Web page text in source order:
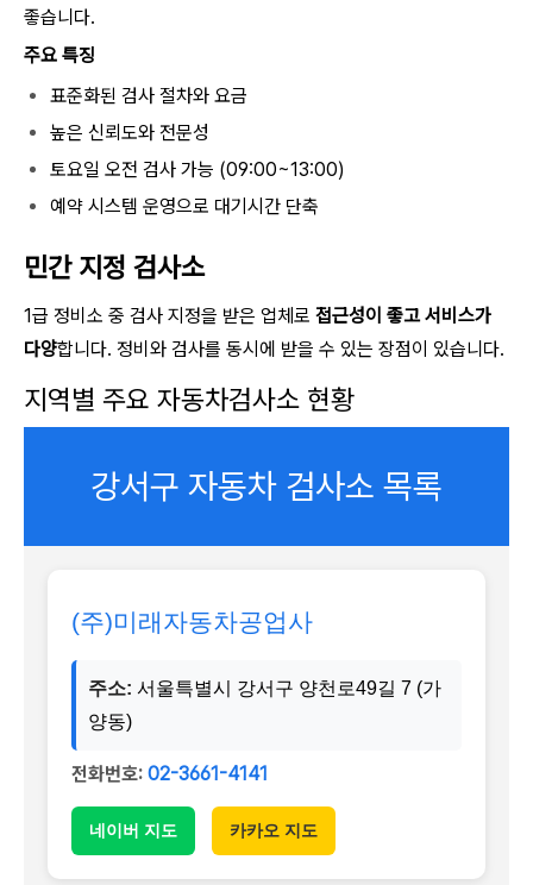
좋습니다.
주요 특징
표준화된 검사 절차와 요금
높은 신뢰도와 전문성
토요일 오전 검사 가능 (09:00~13:00)
예약 시스템 운영으로 대기시간 단축
민간 지정 검사소
1급 정비소 중 검사 지정을 받은 업체로 접근성이 좋고 서비스가
다양합니다. 정비와 검사를 동시에 받을 수 있는 장점이 있습니다.
지역별 주요 자동차검사소 현황
강서구 자동차 검사소 목록
(주)미래자동차공업사
주소: 서울특별시 강서구 양천로49길 7 (가
양동)
전화번호: 02-3661-4141
네이버 지도 카카오 지도